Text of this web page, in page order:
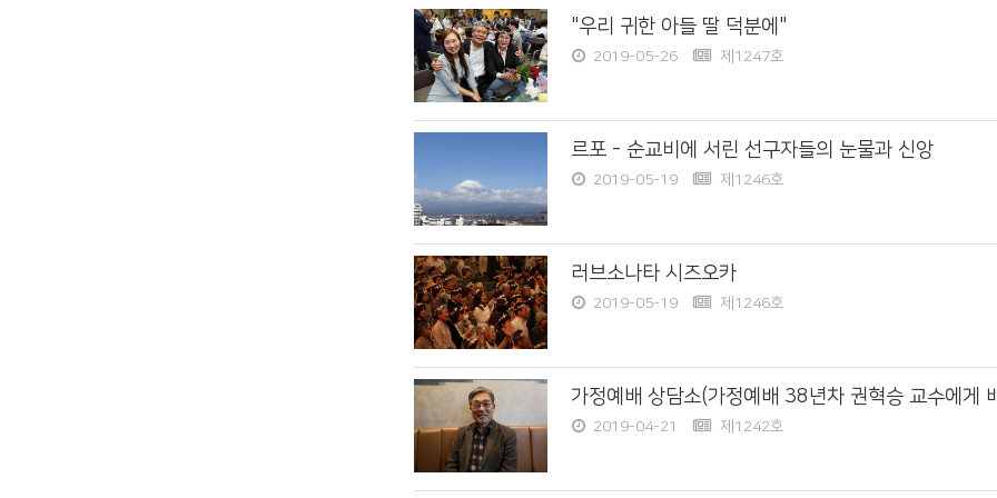
"우리 귀한 아들 딸 덕분에"
2019-05-26 제1247호
르포 - 순교비에 서린 선구자들의 눈물과 신앙
2019-05-19 제1246호
러브소나타 시즈오카
2019-05-19 제1246호
가정예배 상담소(가정예배 38년차 권혁승 교수에게
2019-04-21 제1242호